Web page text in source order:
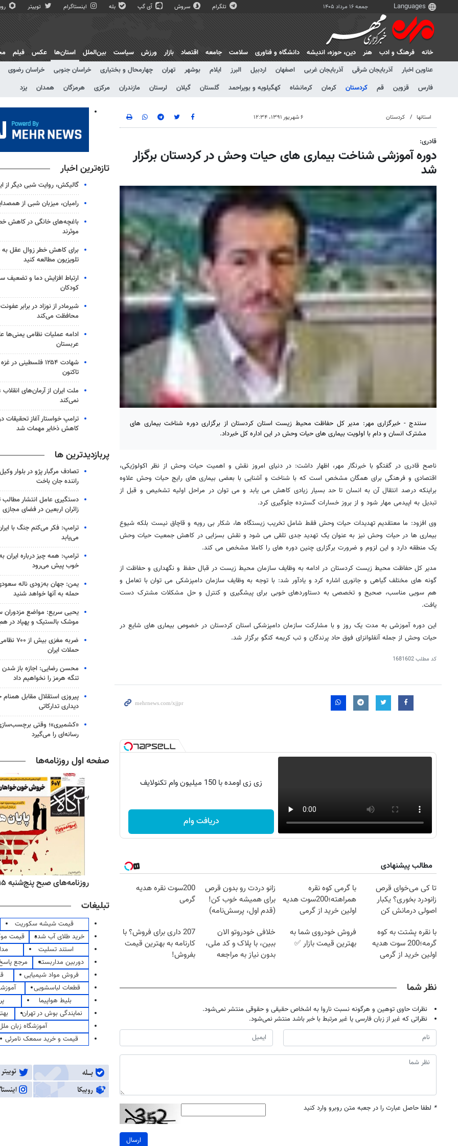
جمعه ۱۶ مرداد ۱۴۰۵ تلگرام سروش آی گپ بله اینستاگرام توییتر
خانه فرهنگ و ادب هنر دين، حوزه، انديشه دانشگاه و فناوری سلامت جامعه اقتصاد بازار ورزش سیاست بین‌الملل
استان‌ها
عناوین اخبار
آذربایجان شرقی آذربایجان غربی اصفهان اردبیل البرز ایلام بوشهر تهران چهارمحال و بختیاری خراسان جنوبی خراسان رضوی
فارس
قزوین قم کردستان کرمان کرمانشاه کهگیلویه و بویراحمد گلستان گیلان لرستان مازندران مرکزی هرمزگان همدان یزد
عکس فیلم
استانها کردستان ۶ شهریور ۱۳۹۱، ۱۲:۳۴
قادری:
دوره آموزشی شناخت بیماری های حیات وحش در کردستان برگزار
شد
سنندج - خبرگزاری مهر: مدیر کل حفاظت محیط زیست استان کردستان از برگزاری دوره شناخت بیماری های
مشترک انسان و دام با اولویت بیماری های حیات وحش در این اداره کل خبرداد.
ناصح قادری در گفتگو با خبرنگار مهر، اظهار داشت: در دنیای امروز نقش و اهمیت حیات وحش از نظر اکولوژیکی،
اقتصادی و فرهنگی برای همگان مشخص است که با شناخت و آشنایی با بعضی بیماری های رایج حیات وحش علاوه
براینکه درصد انتقال آن به انسان تا حد بسیار زیادی کاهش می یابد و می توان در مراحل اولیه تشخیص و قبل از
تبدیل به اپیدمی مهار شود و از بروز خسارات گسترده جلوگیری کرد.
وی افزود: ما معتقدیم تهدیدات حیات وحش فقط شامل تخریب زیستگاه ها، شکار بی رویه و قاچاق نیست بلکه شیوع
بیماری ها در حیات وحش نیز به عنوان یک تهدید جدی تلقی می شود و نقش بسزایی در کاهش جمعیت حیات وحش
یک منطقه دارد و این لزوم و ضرورت برگزاری چنین دوره های را کاملا مشخص می کند.
مدیر کل حفاظت محیط زیست کردستان در ادامه به وظایف سازمان محیط زیست در قبال حفظ و نگهداری و حفاظت از
گونه های مختلف گیاهی و جانوری اشاره کرد و یادآور شد: با توجه به وظایف سازمان دامپزشکی می توان با تعامل و
هم سویی مناسب، صحیح و تخصصی به دستاوردهای خوبی برای پیشگیری و کنترل و حل مشکلات مشترک دست
یافت.
این دوره آموزشی به مدت یک روز و با مشارکت سازمان دامپزشکی استان کردستان در خصوص بیماری های شایع در
حیات وحش از جمله آنفلوانزای فوق حاد پرندگان و تب کریمه کنگو برگزار شد.
کد مطلب1681602
زی‌ زی اومده با 150 میلیون وام تکنولایف
دریافت وام
مطالب پیشنهادی
تا کی می‌خوای قرص
زانودرد بخوری؟ یکبار
اصولی درمانش کن
با گرمی کوه نقره
همراهته؛200سوت هدیه
اولین خرید از گرمی
زانو دردت رو بدون قرص
برای همیشه خوب کن!
(قدم اول، پرسش‌نامه)
200سوت نقره هدیه
گرمی
با نقره پشتت به کوه
گرمه؛200 سوت هدیه
اولین خرید از گرمی
فروش خودروی شما به
بهترین قیمت بازار ✅
خلافی خودروتو الان
ببین، با پلاک و کد ملی،
بدون نیاز به مراجعه
207 داری برای فروش؟ با
کارنامه به بهترین قیمت
بفروش!
نظر شما
نظرات حاوی توهین و هرگونه نسبت ناروا به اشخاص حقیقی و حقوقی منتشر نمی‌شود.
نظراتی که غیر از زبان فارسی یا غیر مرتبط با خبر باشد منتشر نمی‌شود.
* لطفا حاصل عبارت را در جعبه متن روبرو وارد کنید
ارسال
تازه‌ترین اخبار
گالیکش، روایت شبی دیگر از
رامیان، میزبان شبی از
باغچه‌های خانگی در کاهش
موثرند
برای کاهش خطر زوال عقل به
تلویزیون مطالعه کنید
ارتباط افزایش دما و تضعیف
کودکان
شیرمادر از نوزاد در برابر
محافظت می‌کند
ادامه عملیات نظامی یمنی‌ها
عربستان
شهادت ۱۲۵۴ فلسطینی
تاکنون
ملت ایران از آرمان‌های
نمی‌کند
ترامپ خواستار آغاز تحقیقات
کاهش ذخایر مهمات شد
پربازدیدترین ها
تصادف مرگبار پژو در بلوار
راننده جان باخت
دستگیری عامل انتشار مطالب
زائران اربعین در فضای مجازی
ترامپ: فکر می‌کنم جنگ با
می‌یابد
ترامپ: همه چیز درباره ایران
خوب پیش می‌رود
یمن: جهان به‌زودی ناله
حمله به آنها خواهد شنید
یحیی سریع: مواضع مزدوران
موشک بالستیک و پهپاد در
ضربه مغزی
حملات ایران
محسن رضایی: اجازه باز
تنگه هرمز را نخواهیم داد
پیروزی استقلال مقابل همنام
دیداری تدارکاتی
«کشمیری»؛ وقتی
رسانه‌ای را می‌گیرد
صفحه اول روزنامه‌ها
روزنامه‌های ورزشی پنج‌شنبه ۱۵ مرداد ۱۴۰۵ روزنامه‌های اقتصادی پنج‌شنبه ۱۵ مرداد ۱۴۰۵ روزنامه‌های صبح پنج‌شنبه ۱۵ مرداد ۱۴۰۵
تبلیغات
قیمت شیشه سکوریت
خرید طلای آب شده
قیمت
استند تسلیت
دوربین مداربسته
مرجع
فروش مواد شیمیایی
قطعات لباسشویی
بلیط هواپیما
نمایندگی بوش در تهران
آموزشگاه زبان
قیمت و خرید سمعک نامرئی